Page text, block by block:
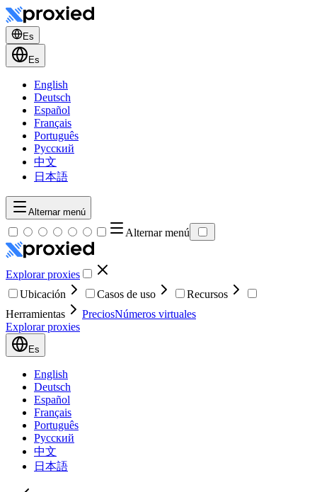
Es
Es
English
Deutsch
Español
Français
Português
Русский
中文
日本語
Alternar menú
Alternar menú
Explorar proxies
Ubicación
Casos de uso
Recursos
Herramientas
PreciosNúmeros virtuales
Explorar proxies
Es
English
Deutsch
Español
Français
Português
Русский
中文
日本語